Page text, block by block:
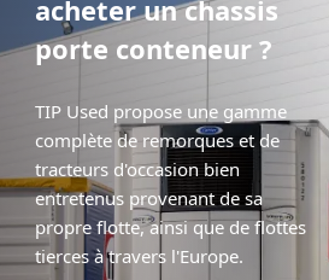
acheter un chassis
porte conteneur ?
TIP Used propose une gamme
complète de remorques et de
tracteurs d'occasion bien
entretenus provenant de sa
propre flotte, ainsi que de flottes
tierces à travers l'Europe.